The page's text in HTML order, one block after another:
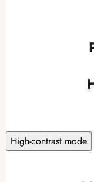
High-contrast mode